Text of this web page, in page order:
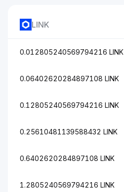
LINK
0.012805240569794216 LINK
0.06402620284897108 LINK
0.12805240569794216 LINK
0.25610481139588432 LINK
0.6402620284897108 LINK
1.2805240569794216 LINK